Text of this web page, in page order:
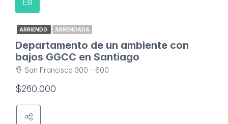
ARRIENDO ARRENDADA
Departamento de un ambiente con
bajos GGCC en Santiago
San Francisco 300 - 600
$260.000